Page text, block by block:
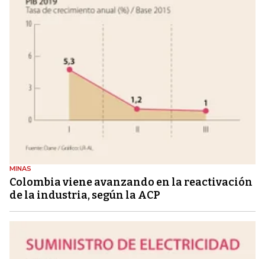
MINAS
Colombia viene avanzando en la reactivación
de la industria, según la ACP